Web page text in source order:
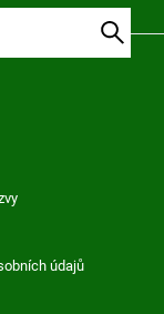
údajů